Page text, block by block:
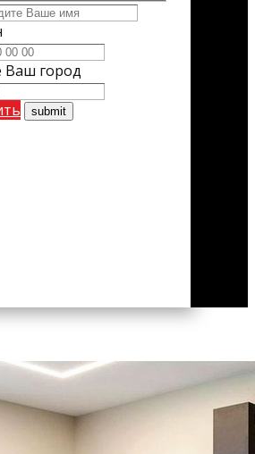
Ваш город